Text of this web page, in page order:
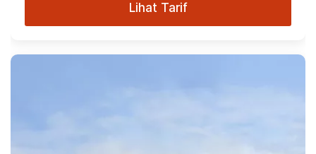
Lihat Tarif